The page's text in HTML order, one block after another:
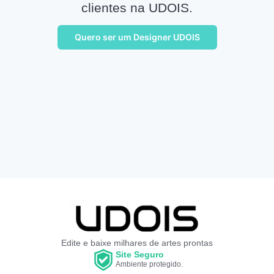
clientes na UDOIS.
Quero ser um Designer UDOIS
Edite e baixe milhares de artes prontas
Site Seguro
Ambiente protegido.